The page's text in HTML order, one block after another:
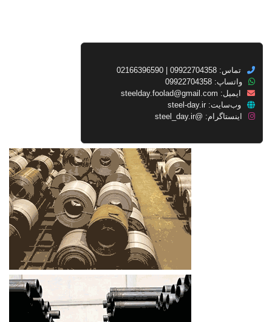
تماس: 09922704358 | 02166396590
واتساپ: 09922704358
ایمیل: steelday.foolad@gmail.com
وب‌سایت: steel-day.ir
اینستاگرام: @steel_day.ir